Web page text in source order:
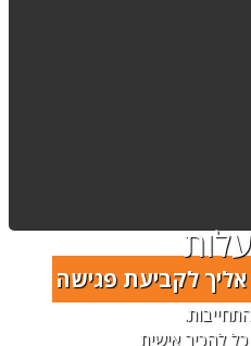
אליך לקביעת פגישה
להכיר אישית